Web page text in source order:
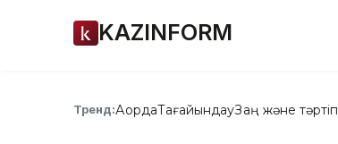
KAZINFORM
Тренд:АқордаТағайындауЗаң және тәртіп